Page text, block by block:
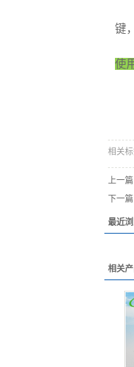
键
使
相关标
上一篇
下一篇
最近浏
相关产